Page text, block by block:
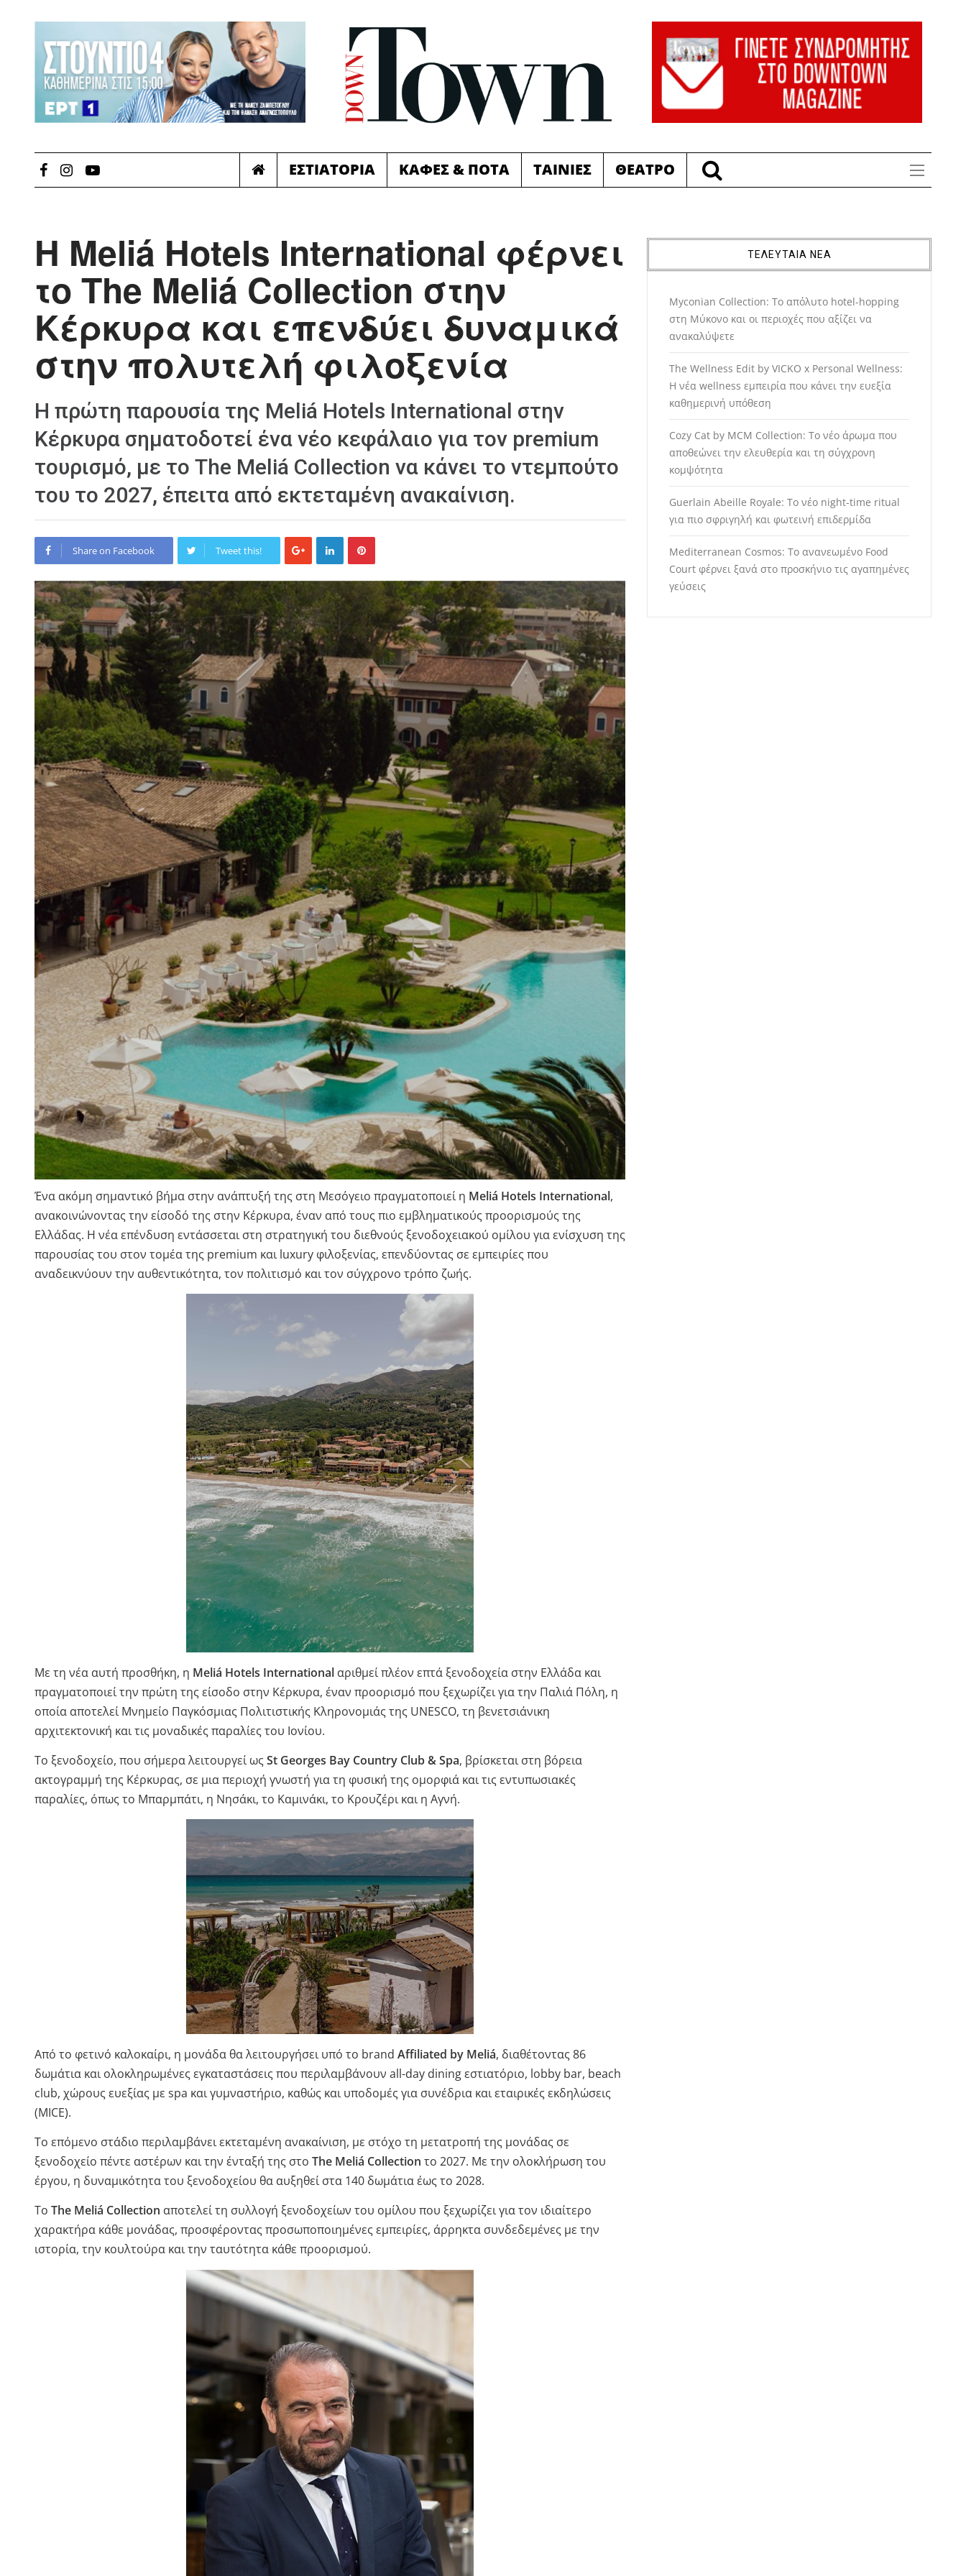
ΕΣΤΙΑΤΟΡΙΑ ΚΑΦΕΣ & ΠΟΤΑ ΤΑΙΝΙΕΣ ΘΕΑΤΡΟ
Η Meliá Hotels International φέρνει
το The Meliá Collection στην
Κέρκυρα και επενδύει δυναμικά
στην πολυτελή φιλοξενία
Η πρώτη παρουσία της Meliá Hotels International στην
Κέρκυρα σηματοδοτεί ένα νέο κεφάλαιο για τον premium
τουρισμό, με το The Meliá Collection να κάνει το ντεμπούτο
του το 2027, έπειτα από εκτεταμένη ανακαίνιση.
Share on Facebook Tweet this!
Ένα ακόμη σημαντικό βήμα στην ανάπτυξή της στη Μεσόγειο πραγματοποιεί η Meliá Hotels International,
ανακοινώνοντας την είσοδό της στην Κέρκυρα, έναν από τους πιο εμβληματικούς προορισμούς της
Ελλάδας. Η νέα επένδυση εντάσσεται στη στρατηγική του διεθνούς ξενοδοχειακού ομίλου για ενίσχυση της
παρουσίας του στον τομέα της premium και luxury φιλοξενίας, επενδύοντας σε εμπειρίες που
αναδεικνύουν την αυθεντικότητα, τον πολιτισμό και τον σύγχρονο τρόπο ζωής.
Με τη νέα αυτή προσθήκη, η Meliá Hotels International αριθμεί πλέον επτά ξενοδοχεία στην Ελλάδα και
πραγματοποιεί την πρώτη της είσοδο στην Κέρκυρα, έναν προορισμό που ξεχωρίζει για την Παλιά Πόλη, η
οποία αποτελεί Μνημείο Παγκόσμιας Πολιτιστικής Κληρονομιάς της UNESCO, τη βενετσιάνικη
αρχιτεκτονική και τις μοναδικές παραλίες του Ιονίου.
Το ξενοδοχείο, που σήμερα λειτουργεί ως St Georges Bay Country Club & Spa, βρίσκεται στη βόρεια
ακτογραμμή της Κέρκυρας, σε μια περιοχή γνωστή για τη φυσική της ομορφιά και τις εντυπωσιακές
παραλίες, όπως το Μπαρμπάτι, η Νησάκι, το Καμινάκι, το Κρουζέρι και η Αγνή.
Από το φετινό καλοκαίρι, η μονάδα θα λειτουργήσει υπό το brand Affiliated by Meliá, διαθέτοντας 86
δωμάτια και ολοκληρωμένες εγκαταστάσεις που περιλαμβάνουν all-day dining εστιατόριο, lobby bar, beach
club, χώρους ευεξίας με spa και γυμναστήριο, καθώς και υποδομές για συνέδρια και εταιρικές εκδηλώσεις
(MICE).
Το επόμενο στάδιο περιλαμβάνει εκτεταμένη ανακαίνιση, με στόχο τη μετατροπή της μονάδας σε
ξενοδοχείο πέντε αστέρων και την ένταξή της στο The Meliá Collection το 2027. Με την ολοκλήρωση του
έργου, η δυναμικότητα του ξενοδοχείου θα αυξηθεί στα 140 δωμάτια έως το 2028.
Το The Meliá Collection αποτελεί τη συλλογή ξενοδοχείων του ομίλου που ξεχωρίζει για τον ιδιαίτερο
χαρακτήρα κάθε μονάδας, προσφέροντας προσωποποιημένες εμπειρίες, άρρηκτα συνδεδεμένες με την
ιστορία, την κουλτούρα και την ταυτότητα κάθε προορισμού.
ΤΕΛΕΥΤΑΙΑ ΝΕΑ
Myconian Collection: Το απόλυτο hotel-hopping
στη Μύκονο και οι περιοχές που αξίζει να
ανακαλύψετε
The Wellness Edit by VICKO x Personal Wellness:
Η νέα wellness εμπειρία που κάνει την ευεξία
καθημερινή υπόθεση
Cozy Cat by MCM Collection: Το νέο άρωμα που
αποθεώνει την ελευθερία και τη σύγχρονη
κομψότητα
Guerlain Abeille Royale: Το νέο night-time ritual
για πιο σφριγηλή και φωτεινή επιδερμίδα
Mediterranean Cosmos: Το ανανεωμένο Food
Court φέρνει ξανά στο προσκήνιο τις αγαπημένες
γεύσεις